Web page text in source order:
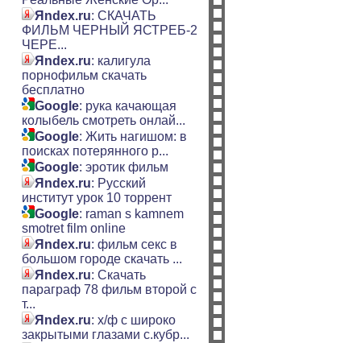
Яndex.ru: СКАЧАТЬ
ФИЛЬМ ЧЕРНЫЙ ЯСТРЕБ-2
ЧЕРЕ...
Яndex.ru: калигула
порнофильм скачать
бесплатно
Google: рука качающая
колыбель смотреть онлай...
Google: Жить нагишом: в
поисках потерянного р...
Google: эротик фильм
Яndex.ru: Русский
институт урок 10 торрент
Google: raman s kamnem
smotret film online
Яndex.ru: фильм секс в
большом городе скачать ...
Яndex.ru: Скачать
параграф 78 фильм второй с
т...
Яndex.ru: х/ф с широко
закрытыми глазами с.кубр...